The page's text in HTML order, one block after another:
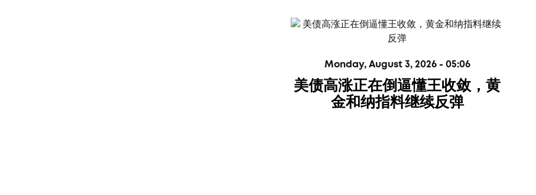
Monday, August 3, 2026 - 05:06
美债高涨正在倒逼懂王收敛，黄
金和纳指料继续反弹